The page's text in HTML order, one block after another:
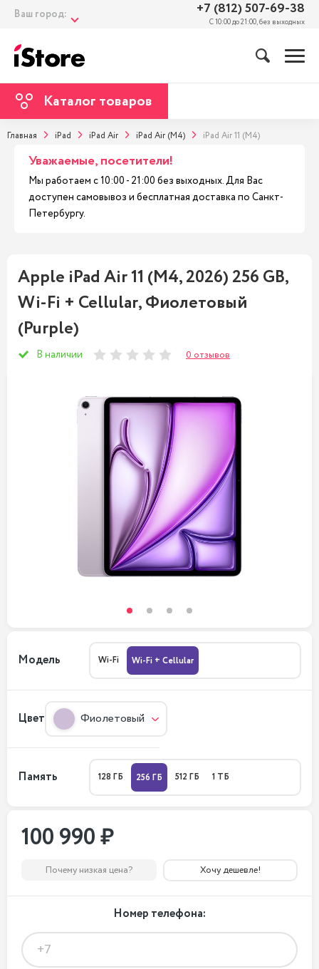
Ваш город: +7 (812) 507-69-38
С 10:00 до 21:00, без выходных
Каталог товаров
Главная iPad iPad Air iPad Air (M4) iPad Air 11 (M4)
Уважаемые, посетители!
Мы работаем с 10:00 - 21:00 без выходных. Для Вас
доступен самовывоз и бесплатная доставка по Санкт-
Петербургу.
Apple iPad Air 11 (M4, 2026) 256 GB,
Wi-Fi + Cellular, Фиолетовый
(Purple)
В наличии 0 отзывов
Модель Wi-Fi Wi-Fi + Cellular
Цвет Фиолетовый
Память 128 ГБ 256 ГБ 512 ГБ 1 ТБ
100 990 ₽
Почему низкая цена? Хочу дешевле!
Номер телефона: